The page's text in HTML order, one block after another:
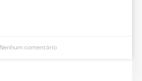
Nenhum comentário